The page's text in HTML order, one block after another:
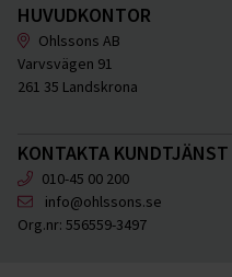
HUVUDKONTOR
Ohlssons AB
Varvsvägen 91
261 35 Landskrona
KONTAKTA KUNDTJÄNST
010-45 00 200
info@ohlssons.se
Org.nr: 556559-3497